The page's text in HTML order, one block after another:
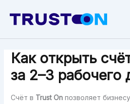
Как открыть
за 2–3 рабочего
Счёт в Trust On позволяет